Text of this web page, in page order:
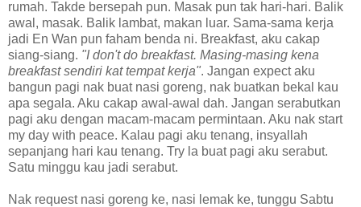
rumah. Takde bersepah pun. Masak pun tak hari-hari. Balik
awal, masak. Balik lambat, makan luar. Sama-sama kerja
jadi En Wan pun faham benda ni. Breakfast, aku cakap
siang-siang. "I don't do breakfast. Masing-masing kena
breakfast sendiri kat tempat kerja". Jangan expect aku
bangun pagi nak buat nasi goreng, nak buatkan bekal kau
apa segala. Aku cakap awal-awal dah. Jangan serabutkan
pagi aku dengan macam-macam permintaan. Aku nak start
my day with peace. Kalau pagi aku tenang, insyallah
sepanjang hari kau tenang. Try la buat pagi aku serabut.
Satu minggu kau jadi serabut.
Nak request nasi goreng ke, nasi lemak ke, tunggu Sabtu